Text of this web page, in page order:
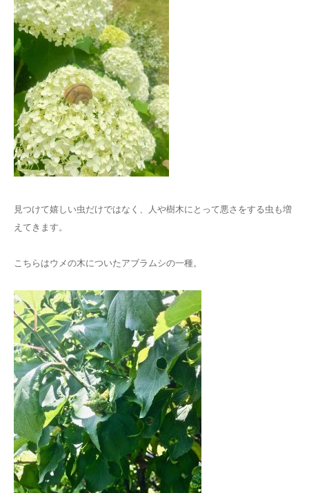
見つけて嬉しい虫だけではなく、人や樹木にとって悪さをする虫も増
えてきます。
こちらはウメの木についたアブラムシの一種。